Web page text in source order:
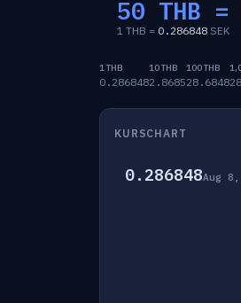
50 THB =
1 THB = 0.286848 SEK
1 THB
0.286848
10 THB
2.8685
100 THB
28.6848
KURSCHART
0.286848Aug